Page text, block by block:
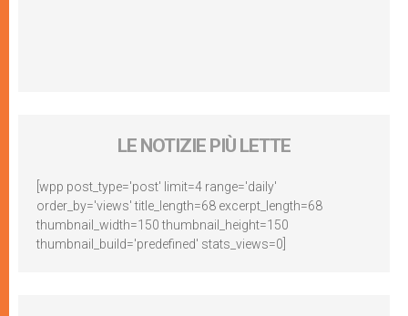
LE NOTIZIE PIÙ LETTE
[wpp post_type='post' limit=4 range='daily'
order_by='views' title_length=68 excerpt_length=68
thumbnail_width=150 thumbnail_height=150
thumbnail_build='predefined' stats_views=0]